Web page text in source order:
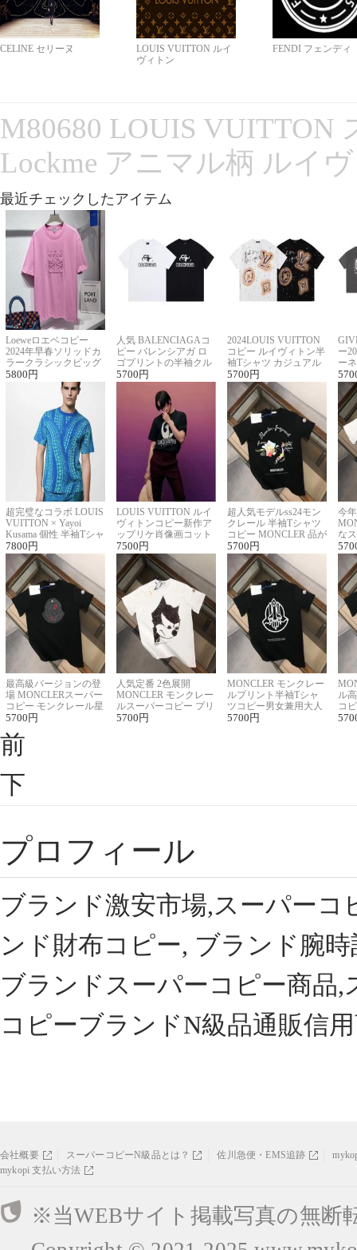
CELINE セリーヌ
LOUIS VUITTON ルイ
ヴィトン
FENDI フェンディ
M80680 LOUIS VUITTON
Lockme アニマル柄 ルイ
最近チェックしたアイテム
Loeweロエベコピー
2024年早春ソリッドカ
ラークラシックビッグ
ロゴ刺繍Tシャツ
5800 円
人気 BALENCIAGAコ
ピー バレンシアガ ロ
ゴプリントの半袖クル
ーネックTシャツ
5700 円
2024LOUIS VUITTON
コピー ルイヴィトン半
袖Tシャツ カジュアル
に馴染む 2色展開
5700 円
ー
ー
ー
超完璧なコラボ LOUIS
VUITTON × Yayoi
Kusama 個性 半袖Tシャ
ツコピー男女兼用
7800 円
LOUIS VUITTON ルイ
ヴィトンコピー新作ア
ップリケ肖像画コット
ンニット半袖Tシャツ
7500 円
超人気モデルss24モン
クレール 半袖Tシャツ
コピー MONCLER 品が
良く見た目
5700 円
今
な
ル
最高級バージョンの登
場 MONCLERスーパー
コピー モンクレール星
座半袖Tシャツ
5700 円
人気定番 2色展開
MONCLER モンクレー
ルスーパーコピー プリ
ント半袖Tシャツ
5700 円
MONCLER モンクレー
ルプリント半袖Tシャ
ツコピー男女兼用大人
可愛い春夏コーデ
5700 円
ル
コ
ィ
前
下
プロフィール
ブランド激安市場,スーパー
ンド財布コピー, ブランド腕
ブランドスーパーコピー商品
コピーブランドN級品通販信
会社概要 スーパーコピーN級品とは？ 佐川急便・EMS追跡
mykopi 支払い方法
※当WEBサイト掲載写真の無断